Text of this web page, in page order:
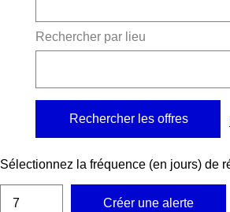
Rechercher par lieu
Sélectionnez la fréquence (en jours) de
Créer une alerte